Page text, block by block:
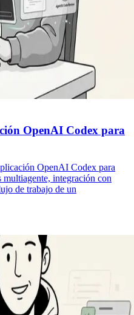
OpenAI Codex para
OpenAI Codex para
multiagente, integración con
de trabajo de un